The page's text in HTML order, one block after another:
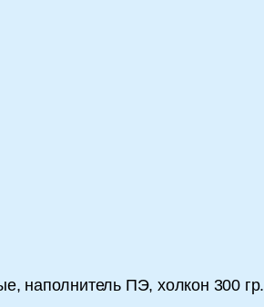
наполнитель ПЭ, холкон 300 гр.